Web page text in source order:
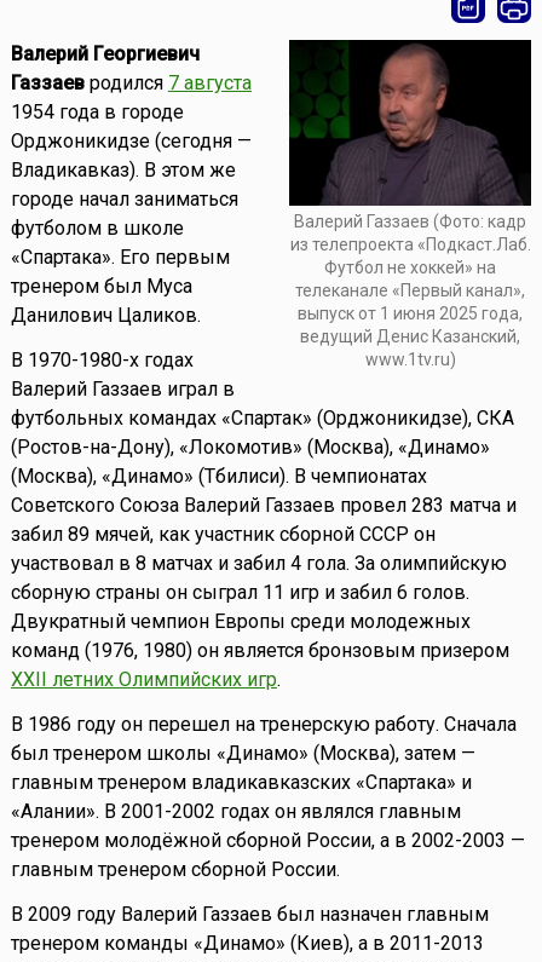
Валерий Газзаев (Фото: кадр
из телепроекта «Подкаст.Лаб.
Футбол не хоккей» на
телеканале «Первый канал»,
выпуск от 1 июня 2025 года,
ведущий Денис Казанский,
www.1tv.ru)
Валерий Георгиевич
Газзаевродился 7 августа
1954 года в городе
Орджоникидзе (сегодня —
Владикавказ). В этом же
городе начал заниматься
футболом в школе
«Спартака». Его первым
тренером был Муса
Данилович Цаликов.
В 1970-1980-х годах
Валерий Газзаев играл в
футбольных командах «Спартак» (Орджоникидзе), СКА
(Ростов-на-Дону), «Локомотив» (Москва), «Динамо»
(Москва), «Динамо» (Тбилиси). В чемпионатах
Советского Союза Валерий Газзаев провел 283 матча и
забил 89 мячей, как участник сборной СССР он
участвовал в 8 матчах и забил 4 гола. За олимпийскую
сборную страны он сыграл 11 игр и забил 6 голов.
Двукратный чемпион Европы среди молодежных
команд (1976, 1980) он является бронзовым призером
XXII летних Олимпийских игр.
В 1986 году он перешел на тренерскую работу. Сначала
был тренером школы «Динамо» (Москва), затем —
главным тренером владикавказских «Спартака» и
«Алании». В 2001-2002 годах он являлся главным
тренером молодёжной сборной России, а в 2002-2003 —
главным тренером сборной России.
В 2009 году Валерий Газзаев был назначен главным
тренером команды «Динамо» (Киев), а в 2011-2013